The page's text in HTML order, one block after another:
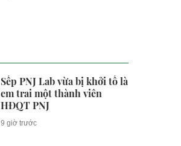
Sếp PNJ Lab vừa bị khởi tố là
em trai một thành viên
HĐQT PNJ
9 giờ trước